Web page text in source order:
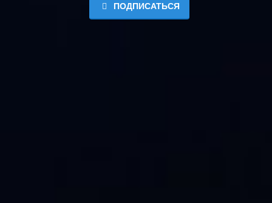
ПОДПИСАТЬСЯ